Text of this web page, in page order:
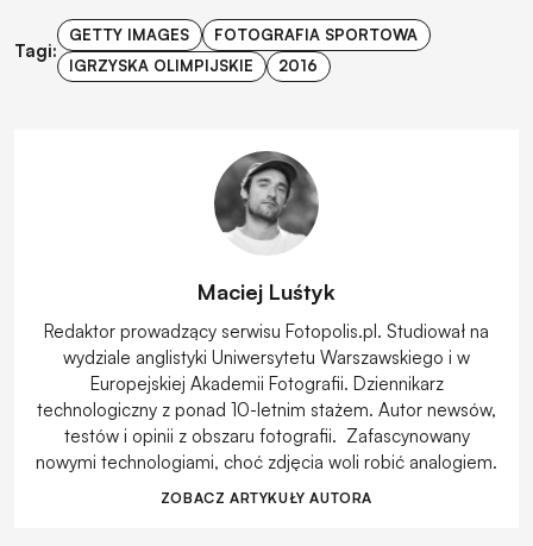
Tagi:
GETTY IMAGES
FOTOGRAFIA SPORTOWA
IGRZYSKA OLIMPIJSKIE
2016
Maciej Luśtyk
Redaktor prowadzący serwisu Fotopolis.pl. Studiował na
wydziale anglistyki Uniwersytetu Warszawskiego i w
Europejskiej Akademii Fotografii. Dziennikarz
technologiczny z ponad 10-letnim stażem. Autor newsów,
testów i opinii z obszaru fotografii. Zafascynowany
nowymi technologiami, choć zdjęcia woli robić analogiem.
ZOBACZ ARTYKUŁY AUTORA